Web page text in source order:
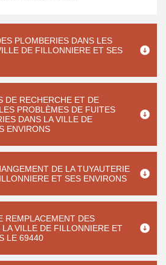
PLOMBERIES DANS LES
DE FILLONNIERE ET SES
DE RECHERCHE ET DE
PROBLÈMES DE FUITES
DANS LA VILLE DE
ENVIRONS
DE LA TUYAUTERIE
ET SES ENVIRONS
REMPLACEMENT DES
VILLE DE FILLONNIERE ET
LE 69440